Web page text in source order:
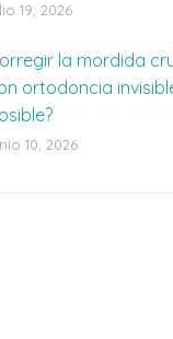
19, 2026
la mordida
ortodoncia
10, 2026